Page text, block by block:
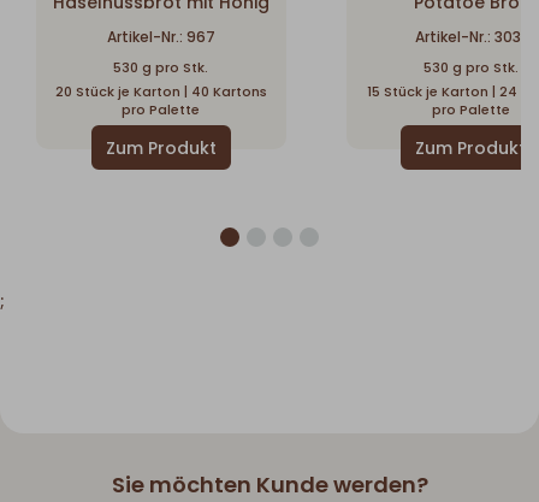
Artikel-Nr.: 967
530 g pro Stk.
20 Stück je Karton | 40 Kartons
pro Palette
Artikel-Nr.: 3031
530 g pro Stk.
15 Stück je Karton | 24
pro Palette
;
Sie möchten Kunde werden?